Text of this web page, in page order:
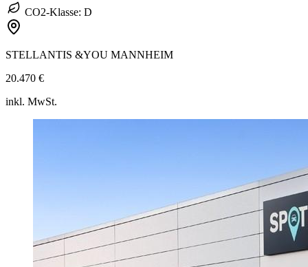
CO2-Klasse: D
STELLANTIS &YOU MANNHEIM
20.470 €
inkl. MwSt.